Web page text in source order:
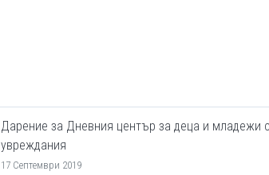
Дарение за Дневния център за деца и младежи с
увреждания
17 Септември 2019